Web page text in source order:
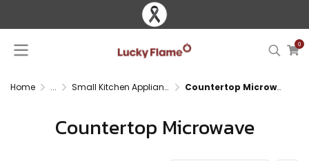
0
Home ... Small Kitchen Appliances Countertop Microwave
Countertop Microwave